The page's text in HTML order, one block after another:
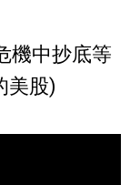
機中抄底等
美股)